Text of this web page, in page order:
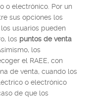
o electrónico. Por un
sus opciones los
usuarios pueden
los puntos de venta
los
el RAEE, con
de venta, cuando los
o electrónico
de que los